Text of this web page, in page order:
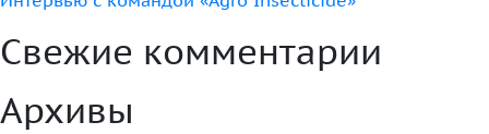
Свежие комментарии
Архивы